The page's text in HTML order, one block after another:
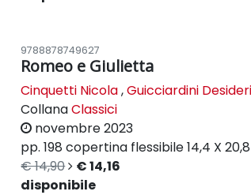
9788878749627
Romeo e Giulietta
Cinquetti Nicola,Guicciardini
CollanaClassici
novembre 2023
pp. 198 copertina flessibile14,4 X 20,8
€ 14,90
€ 14,16
disponibile